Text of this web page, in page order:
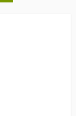
Saft frisch
sowie Direkt-
Mark.